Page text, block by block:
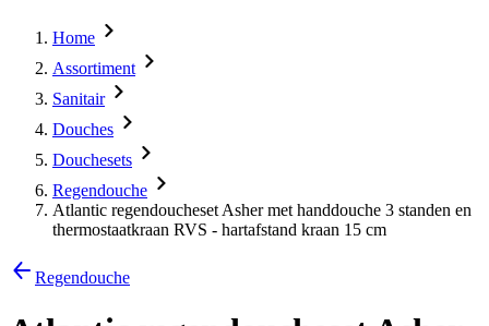
Home
Assortiment
Sanitair
Douches
Douchesets
Regendouche
Atlantic regendoucheset Asher met handdouche 3 standen en
thermostaatkraan RVS - hartafstand kraan 15 cm
Regendouche